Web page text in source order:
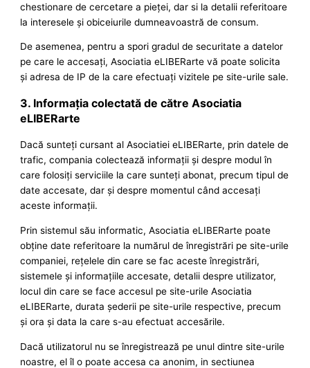
chestionare de cercetare a pieţei, dar si la detalii referitoare
la interesele şi obiceiurile dumneavoastră de consum.
De asemenea, pentru a spori gradul de securitate a datelor
pe care le accesaţi, Asociatia eLIBERarte vă poate solicita
şi adresa de IP de la care efectuaţi vizitele pe site-urile sale.
3. Informaţia colectată de către Asociatia
eLIBERarte
Dacă sunteţi cursant al Asociatiei eLIBERarte, prin datele de
trafic, compania colectează informaţii şi despre modul în
care folosiţi serviciile la care sunteţi abonat, precum tipul de
date accesate, dar şi despre momentul când accesaţi
aceste informaţii.
Prin sistemul său informatic, Asociatia eLIBERarte poate
obţine date referitoare la numărul de înregistrări pe site-urile
companiei, reţelele din care se fac aceste înregistrări,
sistemele şi informaţiile accesate, detalii despre utilizator,
locul din care se face accesul pe site-urile Asociatia
eLIBERarte, durata şederii pe site-urile respective, precum
şi ora şi data la care s-au efectuat accesările.
Dacă utilizatorul nu se înregistrează pe unul dintre site-urile
noastre, el îl o poate accesa ca anonim, in sectiunea